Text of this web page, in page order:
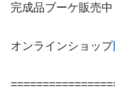
完成品ブーケ販売中
オンラインショップ